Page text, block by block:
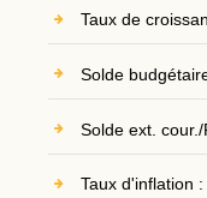
Taux de
Solde
Solde ext.
Taux d'inflation